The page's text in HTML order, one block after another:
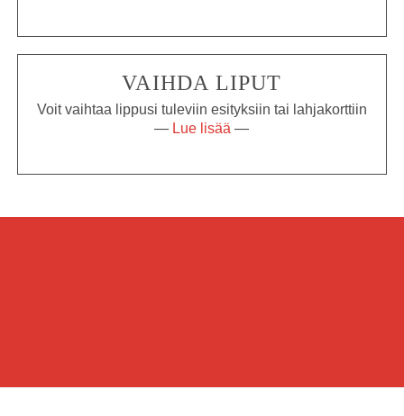
VAIHDA LIPUT
Voit vaihtaa lippusi tuleviin esityksiin tai lahjakorttiin
— Lue lisää—